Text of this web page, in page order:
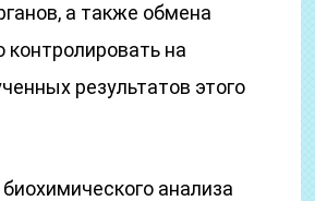
а также обмена
на
результатов этого
анализа